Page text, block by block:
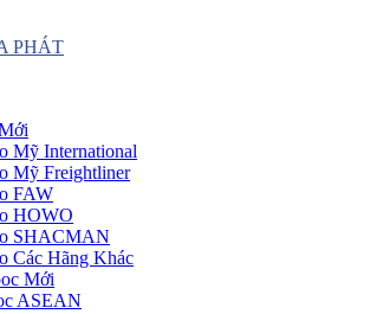
PHÁT
Mỹ International
Mỹ Freightliner
FAW
HOWO
SHACMAN
Các Hãng Khác
Mới
ASEAN